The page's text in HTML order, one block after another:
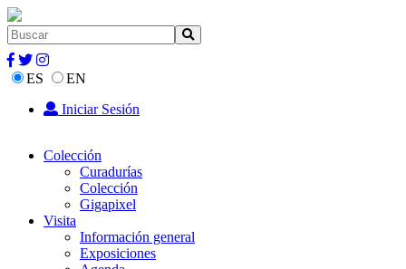
ES
EN
Iniciar Sesión
Colección
Curadurías
Colección
Gigapixel
Visita
Información general
Exposiciones